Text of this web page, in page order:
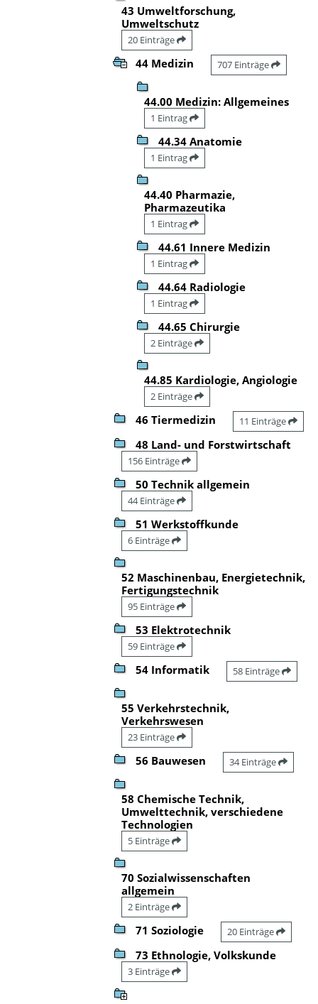
43 Umweltforschung,
Umweltschutz
20 Einträge
44 Medizin 707 Einträge
44.00 Medizin: Allgemeines
1 Eintrag
44.34 Anatomie
1 Eintrag
44.40 Pharmazie,
Pharmazeutika
1 Eintrag
44.61 Innere Medizin
1 Eintrag
44.64 Radiologie
1 Eintrag
44.65 Chirurgie
2 Einträge
44.85 Kardiologie, Angiologie
2 Einträge
46 Tiermedizin 11 Einträge
48 Land- und Forstwirtschaft
156 Einträge
50 Technik allgemein
44 Einträge
51 Werkstoffkunde
6 Einträge
52 Maschinenbau, Energietechnik,
Fertigungstechnik
95 Einträge
53 Elektrotechnik
59 Einträge
54 Informatik 58 Einträge
55 Verkehrstechnik,
Verkehrswesen
23 Einträge
56 Bauwesen 34 Einträge
58 Chemische Technik,
Umwelttechnik, verschiedene
Technologien
5 Einträge
70 Sozialwissenschaften
allgemein
2 Einträge
71 Soziologie 20 Einträge
73 Ethnologie, Volkskunde
3 Einträge